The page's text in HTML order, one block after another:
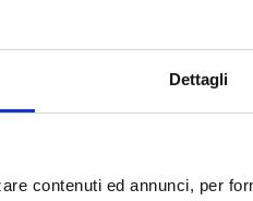
Dettagli
contenuti ed annunci, per